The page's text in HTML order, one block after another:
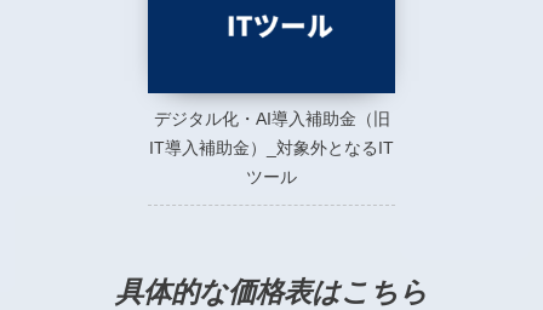
デジタル化・AI導入補助金（旧
IT導入補助金）_対象外となるIT
ツール
具体的な価格表はこちら